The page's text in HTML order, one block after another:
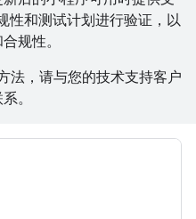
性和测试计划进行验证，以
规性。
法，请与您的技术支持客户
。